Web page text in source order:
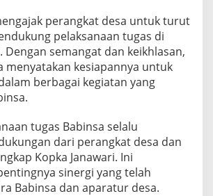
perangkat desa untuk turut
pelaksanaan tugas di
Dengan semangat dan keikhlasan,
menyatakan kesiapannya untuk
berbagai kegiatan yang
tugas Babinsa selalu
dari perangkat desa dan
Kopka Janawari. Ini
sinergi yang telah
Babinsa dan aparatur desa.